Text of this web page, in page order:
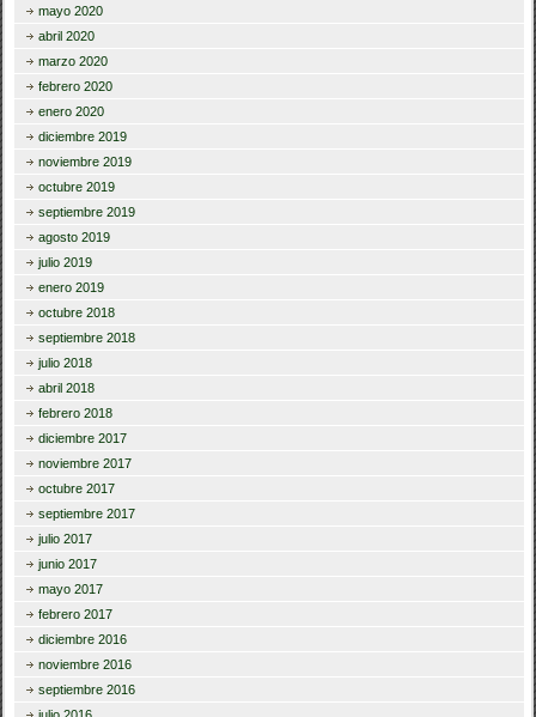
mayo 2020
abril 2020
marzo 2020
febrero 2020
enero 2020
diciembre 2019
noviembre 2019
octubre 2019
septiembre 2019
agosto 2019
julio 2019
enero 2019
octubre 2018
septiembre 2018
julio 2018
abril 2018
febrero 2018
diciembre 2017
noviembre 2017
octubre 2017
septiembre 2017
julio 2017
junio 2017
mayo 2017
febrero 2017
diciembre 2016
noviembre 2016
septiembre 2016